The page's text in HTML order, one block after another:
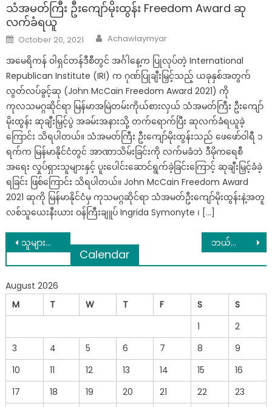
သံအမတ်ကြီး ဦးကျော်မိုးထွန်း Freedom Award ဆု
လက်ခံရယူ
Posted
on
October 20, 2021 Author
Achawlaymyar
အမေရိကန် ဝါရှင်တန်ဒီစီတွင် အင်္ဂါနေ့က ပြုလုပ်တဲ့ International
Republican Institute (IRI) က ဂုဏ်ပြုချီးမြှင့်သည့် ယခုနှစ်အတွက်
လွတ်လပ်ခွင့်ဆု (John McCain Freedom Award 2021) ကို
ကုလသမဂ္ဂဆိုင်ရာ မြန်မာအမြဲတမ်းကိုယ်စားလှယ် သံအမတ်ကြီး ဦးကျော်
မိုးထွန်း ဆုချီးမြှင့်ပွဲ အခမ်းအနားသို့ တက်ရောက်ပြီး ဆုလက်ခံရယူခဲ့
ကြောင်း သိရပါတယ်။ သံအမတ်ကြီး ဦးကျော်မိုးထွန်းသည် ဖေဖော်ဝါရီ ၁
ရက်က မြန်မာနိုင်ငံတွင် အာဏာသိမ်းခြင်းကို လက်မခံဘဲ ဒီမိုကရေစီ
အရေး လှုပ်ရှားသူများနှင့် ပူးပေါင်းဆောင်ရွက်ခဲ့ခြင်းကြောင့် ဆုချီးမြှင့်ခံခဲ့
ရခြင်း ဖြစ်ကြောင်း သိရပါတယ်။ John McCain Freedom Award
2021 ဆုကို မြန်မာနိုင်ငံမှ ကုသမဂ္ဂဆိုင်ရာ သံအမတ်ဦးကျော်မိုးထွန်းနဲ့အတူ
လစ်သူယေးနီးယား ဝန်ကြီးချူပ် Ingrida Symonyte ၊ […]
Post
navigation
သူများတွေကို လုံး၀ ထုတ်ဖော်မပြောသင့်တဲ့ ကိုယ်ရေးကိုယ်တာ ကိစ္စ(၅)ခု ဘယ်လောက်ဝိတ်ချချ ဗိုက်တစ်လုံးက မကျသွားရတဲ့ အံ့သြစရာအကြောင်းရင်းများ
Calendar
August 2026
M
T W T F S
S
1
2
3
4 5 6 7 8
9
10
11 12 13 14 15
16
17
18 19 20 21 22
23